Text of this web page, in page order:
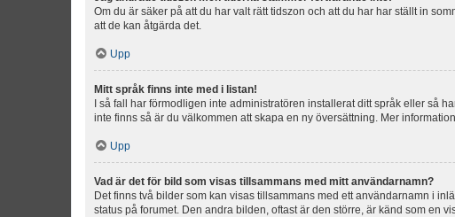
Om du är säker på att du har valt rätt tidszon och att du har har ställt in
att de kan åtgärda det.
Upp
Mitt språk finns inte med i listan!
I så fall har förmodligen inte administratören installerat ditt språk eller så
inte finns så är du välkommen att skapa en ny översättning. Mer
Upp
Vad är det för bild som visas tillsammans med mitt användarnamn?
Det finns två bilder som kan visas tillsammans med ett användarnamn i
status på forumet. Den andra bilden, oftast är den större, är känd som en